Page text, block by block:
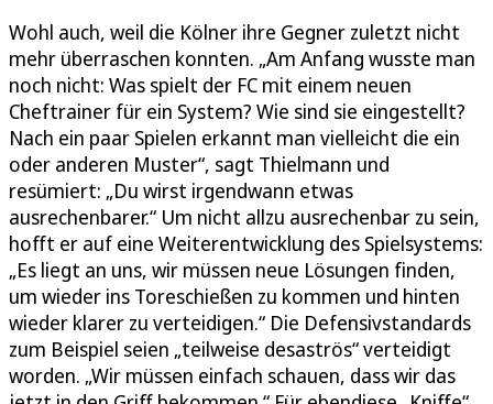
Wohl auch, weil die Kölner ihre Gegner zuletzt nicht
mehr überraschen konnten. „Am Anfang wusste man
noch nicht: Was spielt der FC mit einem neuen
Cheftrainer für ein System? Wie sind sie eingestellt?
Nach ein paar Spielen erkannt man vielleicht die ein
oder anderen Muster“, sagt Thielmann und
resümiert: „Du wirst irgendwann etwas
ausrechenbarer.“ Um nicht allzu ausrechenbar zu sein,
hofft er auf eine Weiterentwicklung des Spielsystems:
„Es liegt an uns, wir müssen neue Lösungen finden,
um wieder ins Toreschießen zu kommen und hinten
wieder klarer zu verteidigen.“ Die Defensivstandards
zum Beispiel seien „teilweise desaströs“ verteidigt
worden. „Wir müssen einfach schauen, dass wir das